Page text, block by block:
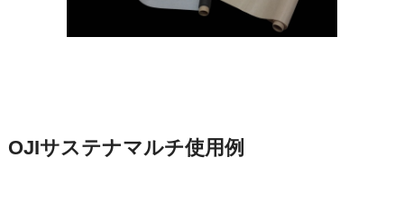
OJIサステナマルチ使用例